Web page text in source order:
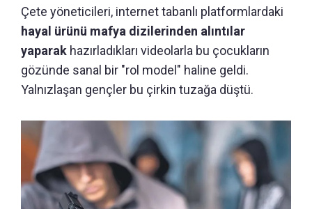
Çete yöneticileri, internet tabanlı platformlardaki
hayal ürünü mafya dizilerinden alıntılar
yaparak hazırladıkları videolarla bu çocukların
gözünde sanal bir "rol model" haline geldi.
Yalnızlaşan gençler bu çirkin tuzağa düştü.